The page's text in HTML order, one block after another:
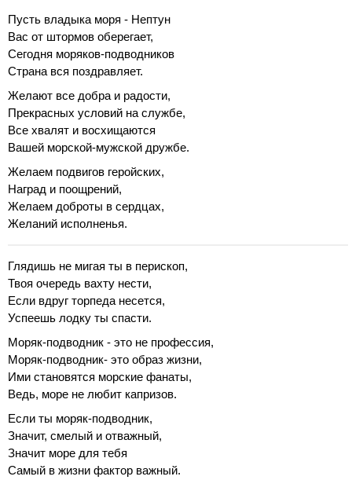
Пусть владыка моря - Нептун
Вас от штормов оберегает,
Сегодня моряков-подводников
Страна вся поздравляет.
Желают все добра и радости,
Прекрасных условий на службе,
Все хвалят и восхищаются
Вашей морской-мужской дружбе.
Желаем подвигов геройских,
Наград и поощрений,
Желаем доброты в сердцах,
Желаний исполненья.
Глядишь не мигая ты в перископ,
Твоя очередь вахту нести,
Если вдруг торпеда несется,
Успеешь лодку ты спасти.
Моряк-подводник - это не профессия,
Моряк-подводник- это образ жизни,
Ими становятся морские фанаты,
Ведь, море не любит капризов.
Если ты моряк-подводник,
Значит, смелый и отважный,
Значит море для тебя
Самый в жизни фактор важный.